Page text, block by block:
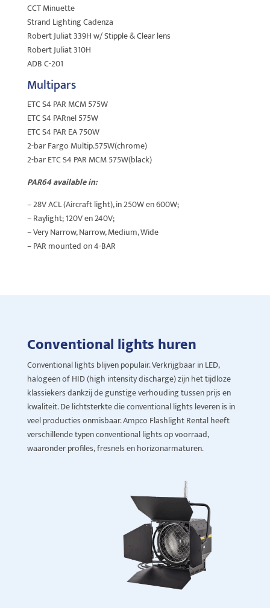
CCT Minuette
Strand Lighting Cadenza
Robert Juliat 339H w/ Stipple & Clear lens
Robert Juliat 310H
ADB C-201
Multipars
ETC S4 PAR MCM 575W
ETC S4 PARnel 575W
ETC S4 PAR EA 750W
2-bar Fargo Multip.575W(chrome)
2-bar ETC S4 PAR MCM 575W(black)
PAR64 available in:
– 28V ACL (Aircraft light), in 250W en 600W;
– Raylight; 120V en 240V;
– Very Narrow, Narrow, Medium, Wide
– PAR mounted on 4-BAR
Conventional lights huren
Conventionallights blijven populair. Verkrijgbaar in LED,
halogeen of HID (high intensitydischarge) zijn het tijdloze
klassiekers dankzij de gunstige verhouding tussen prijs en
kwaliteit. De lichtsterkte dieconventionallights leveren is in
veel producties onmisbaar. Ampco Flashlight Rental heeft
verschillende typenconventionallightsop voorraad,
waaronderprofiles,fresnelsen horizonarmaturen.